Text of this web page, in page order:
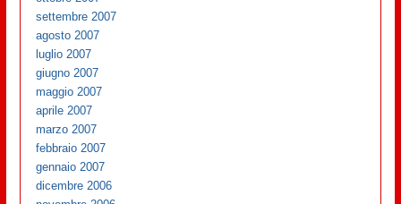
settembre 2007
agosto 2007
luglio 2007
giugno 2007
maggio 2007
aprile 2007
marzo 2007
febbraio 2007
gennaio 2007
dicembre 2006